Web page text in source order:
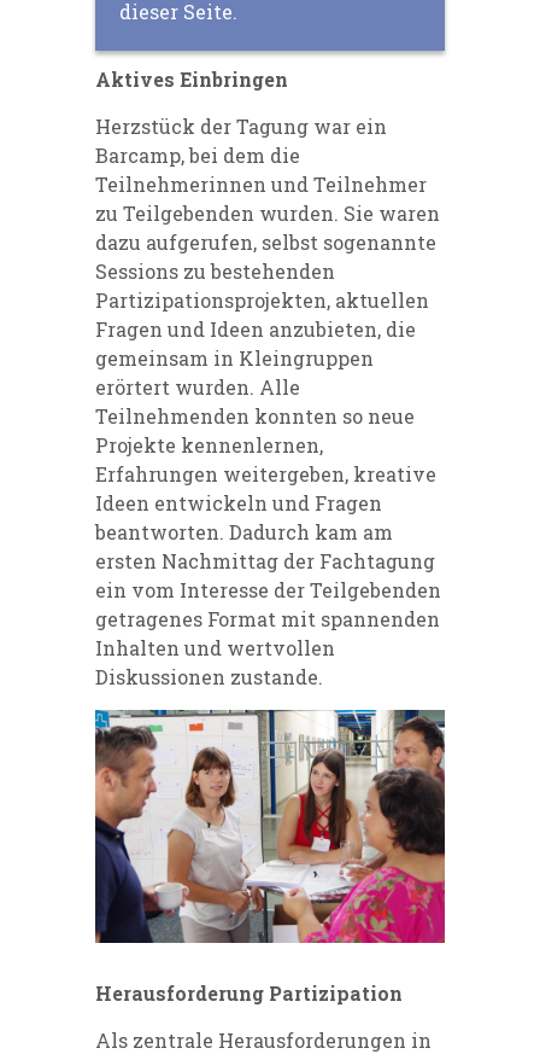
dieser Seite.
Aktives Einbringen
Herzstück der Tagung war ein
Barcamp, bei dem die
Teilnehmerinnen und Teilnehmer
zu Teilgebenden wurden. Sie waren
dazu aufgerufen, selbst sogenannte
Sessions zu bestehenden
Partizipationsprojekten, aktuellen
Fragen und Ideen anzubieten, die
gemeinsam in Kleingruppen
erörtert wurden. Alle
Teilnehmenden konnten so neue
Projekte kennenlernen,
Erfahrungen weitergeben, kreative
Ideen entwickeln und Fragen
beantworten. Dadurch kam am
ersten Nachmittag der Fachtagung
ein vom Interesse der Teilgebenden
getragenes Format mit spannenden
Inhalten und wertvollen
Diskussionen zustande.
Herausforderung Partizipation
Als zentrale Herausforderungen in